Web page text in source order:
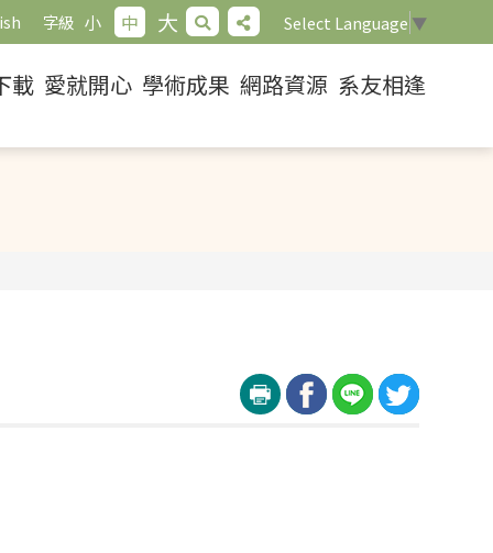
字級 小 中 大 Select Language ▼
載 愛就開心 學術成果 網路資源 系友相逢